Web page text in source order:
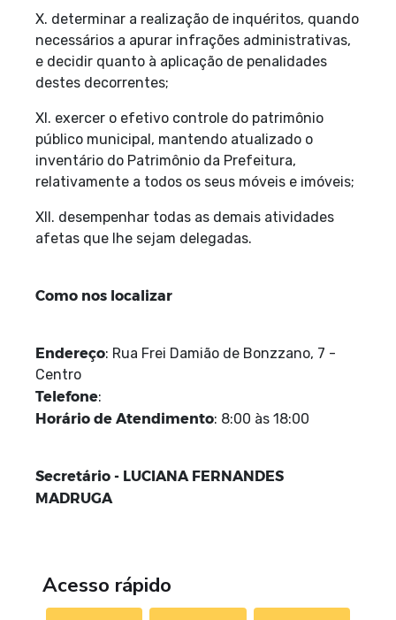
X. determinar a realização de inquéritos, quando
necessários a apurar infrações administrativas,
e decidir quanto à aplicação de penalidades
destes decorrentes;
XI. exercer o efetivo controle do patrimônio
público municipal, mantendo atualizado o
inventário do Patrimônio da Prefeitura,
relativamente a todos os seus móveis e imóveis;
XII. desempenhar todas as demais atividades
afetas que lhe sejam delegadas.
Como nos localizar
Endereço: Rua Frei Damião de Bonzzano, 7 -
Centro
Telefone:
Horário de Atendimento: 8:00 às 18:00
Secretário - LUCIANA FERNANDES
MADRUGA
Acesso rápido